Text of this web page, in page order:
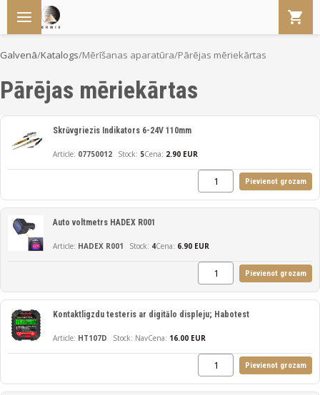
Galvenā/Katalogs/Mērīšanas aparatūra/Pārējas mēriekārtas
Pārējas mēriekārtas
07750012
Skrūvgriezis Indikators 6-24V 110mm
5Cena: 2.90 EUR
Pievienot grozam
HADEX R001
Auto voltmetrs HADEX R001
4Cena: 6.90 EUR
Pievienot grozam
HT107D
Kontaktligzdu testeris ar digitālo displeju; Habotest
NavCena: 16.00 EUR
Pievienot grozam